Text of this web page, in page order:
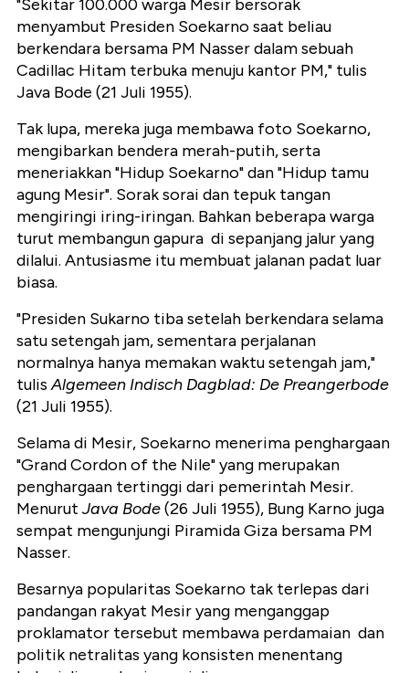
"Sekitar 100.000 warga Mesir bersorak
menyambut Presiden Soekarno saat beliau
berkendara bersama PM Nasser dalam sebuah
Cadillac Hitam terbuka menuju kantor PM," tulis
Java Bode (21 Juli 1955).
Tak lupa, mereka juga membawa foto Soekarno,
mengibarkan bendera merah-putih, serta
meneriakkan "Hidup Soekarno" dan "Hidup tamu
agung Mesir". Sorak sorai dan tepuk tangan
mengiringi iring-iringan. Bahkan beberapa warga
turut membangun gapura di sepanjang jalur yang
dilalui. Antusiasme itu membuat jalanan padat luar
biasa.
"Presiden Sukarno tiba setelah berkendara selama
satu setengah jam, sementara perjalanan
normalnya hanya memakan waktu setengah jam,"
tulisAlgemeen Indisch Dagblad: De Preangerbode
(21 Juli 1955).
Selama di Mesir, Soekarno menerima penghargaan
"Grand Cordon of the Nile" yang merupakan
penghargaan tertinggi dari pemerintah Mesir.
Menurut Java Bode(26 Juli 1955), Bung Karno juga
sempat mengunjungi Piramida Giza bersama PM
Nasser.
Besarnya popularitas Soekarno tak terlepas dari
pandangan rakyat Mesir yang menganggap
proklamator tersebut membawa perdamaian dan
politik netralitas yang konsisten menentang